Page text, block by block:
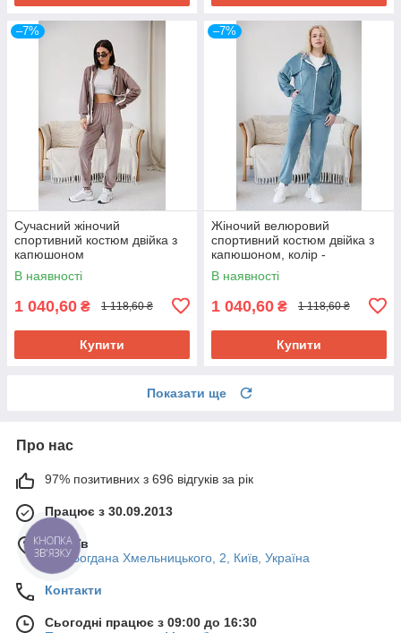
–7%
Сучасний жіночий
спортивний костюм двійка з
капюшоном
кольору капучино
В наявності
1 040,60 ₴ 1 118,60 ₴
Купити
–7%
Жіночий велюровий
спортивний костюм двійка з
капюшоном, колір -
ментоловий 54
В наявності
1 040,60 ₴ 1 118,60 ₴
Купити
Показати ще
Про нас
97% позитивних з 696 відгуків за рік
Працює з 30.09.2013
м. Київ
вул. Богдана Хмельницького, 2, Київ, Україна
Контакти
Сьогодні працює з 09:00 до 16:30
КНОПКА
ЗВ'ЯЗКУ